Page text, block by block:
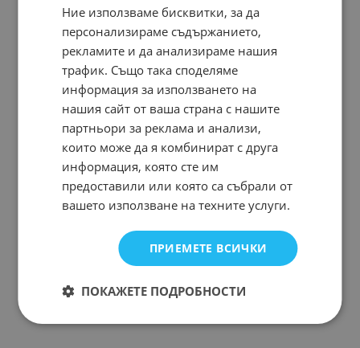
Ние използваме бисквитки, за да
персонализираме съдържанието,
рекламите и да анализираме нашия
трафик. Също така споделяме
информация за използването на
нашия сайт от ваша страна с нашите
партньори за реклама и анализи,
които може да я комбинират с друга
информация, която сте им
предоставили или която са събрали от
вашето използване на техните услуги.
ПРИЕМЕТЕ ВСИЧКИ
ПОКАЖЕТЕ ПОДРОБНОСТИ